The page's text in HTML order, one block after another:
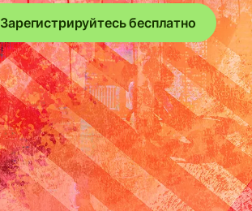
Зарегистрируйтесь бесплатно